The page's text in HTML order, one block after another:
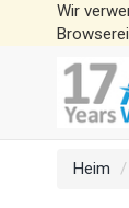
Wir
Heim